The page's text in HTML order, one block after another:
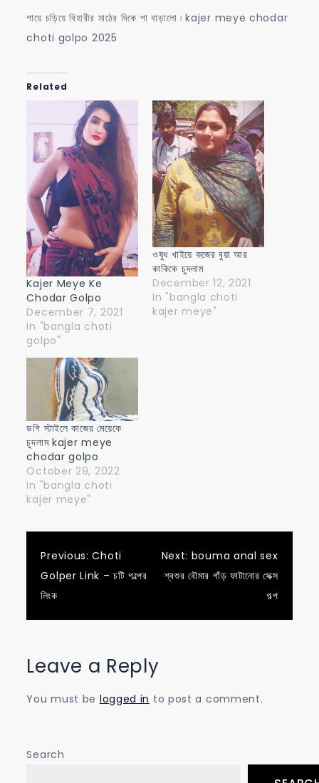
গায়ে চড়িয়ে বিহারীর মাঠের দিকে পা বাড়ালো ৷ kajer meye chodar
choti golpo 2025
Related
Kajer Meye Ke
Chodar Golpo
December 7, 2021
In "bangla choti
golpo"
ওষুধ খাইয়ে কজের বুয়া আর
কাকিকে চুদলাম
December 12, 2021
In "bangla choti
kajer meye"
ডগি স্টাইলে কাজের মেয়েকে
চুদলাম kajer meye
chodar golpo
October 29, 2022
In "bangla choti
kajer meye"
Post
navigation
Previous: Choti
Golper Link – চটি গল্পের
লিংক
Next: bouma anal sex
শ্বশুর বৌমার গাঁড় ফাটানোর সেক্স
গল্প
Leave a Reply
You must be logged in to post a comment.
Search